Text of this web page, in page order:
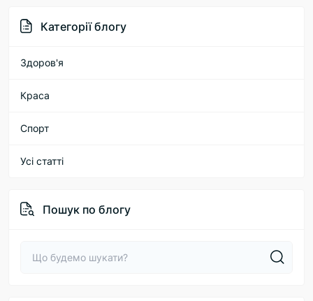
Категорії блогу
Здоров'я
Краса
Спорт
Усі статті
Пошук по блогу